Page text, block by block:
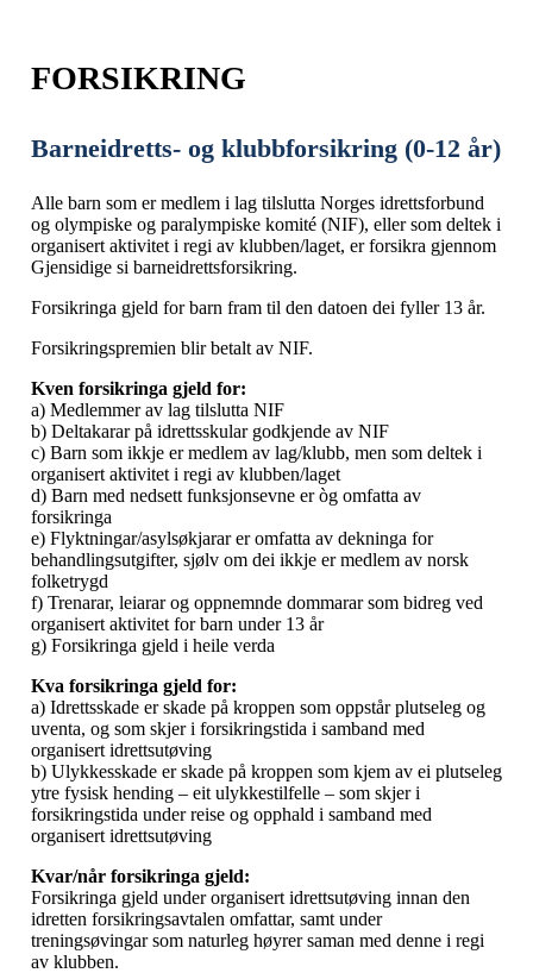
FORSIKRING
Barneidretts- og klubbforsikring (0-12 år)
Alle barn som er medlem i lag tilslutta Norges idrettsforbund
og olympiske og paralympiske komité (NIF), eller som deltek i
organisert aktivitet i regi av klubben/laget, er forsikra gjennom
Gjensidige si barneidrettsforsikring.
Forsikringa gjeld for barn fram til den datoen dei fyller 13 år.
Forsikringspremien blir betalt av NIF.
Kven forsikringa gjeld for:
a) Medlemmer av lag tilslutta NIF
b) Deltakarar på idrettsskular godkjende av NIF
c) Barn som ikkje er medlem av lag/klubb, men som deltek i
organisert aktivitet i regi av klubben/laget
d) Barn med nedsett funksjonsevne er òg omfatta av
forsikringa
e) Flyktningar/asylsøkjarar er omfatta av dekninga for
behandlingsutgifter, sjølv om dei ikkje er medlem av norsk
folketrygd
f) Trenarar, leiarar og oppnemnde dommarar som bidreg ved
organisert aktivitet for barn under 13 år
g) Forsikringa gjeld i heile verda
Kva forsikringa gjeld for:
a) Idrettsskade er skade på kroppen som oppstår plutseleg og
uventa, og som skjer i forsikringstida i samband med
organisert idrettsutøving
b) Ulykkesskade er skade på kroppen som kjem av ei plutseleg
ytre fysisk hending – eit ulykkestilfelle – som skjer i
forsikringstida under reise og opphald i samband med
organisert idrettsutøving
Kvar/når forsikringa gjeld:
Forsikringa gjeld under organisert idrettsutøving innan den
idretten forsikringsavtalen omfattar, samt under
treningsøvingar som naturleg høyrer saman med denne i regi
av klubben.